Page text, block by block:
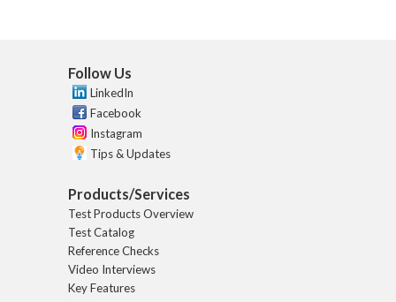
Follow Us
LinkedIn
Facebook
Instagram
Tips & Updates
Products/Services
Test Products Overview
Test Catalog
Reference Checks
Video Interviews
Key Features